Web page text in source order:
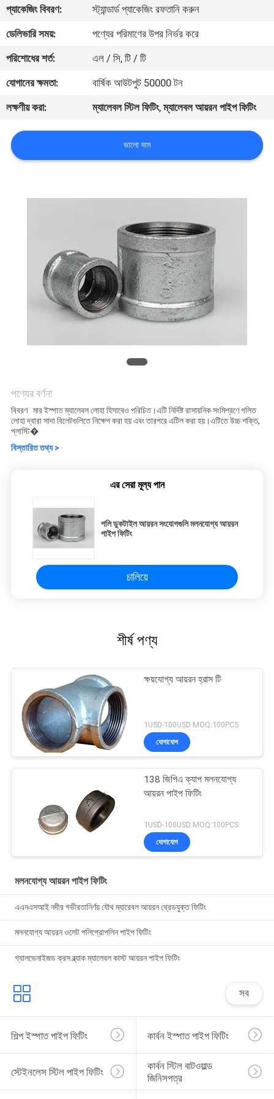
নিয়ন্ত্রণ
যোগাযোগ
করুন
খবর
কেস
প্যাকেজিং বিবরণ:
স্ট্যান্ডার্ড প্যাকেজিং রফতানি করুন
ডেলিভারি সময়:
পণ্যের পরিমাণের উপর নির্ভর করে
পরিশোধের শর্ত:
এল / সি, টি / টি
যোগানের ক্ষমতা:
বার্ষিক আউটপুট 50000 টন
লক্ষণীয় করা:
ম্যালেবল স্টিল ফিটিং,ম্যালেবল আয়রন পাইপ ফিটিং
ভালো দাম
পণ্যের বর্ণনা
বিবরণ মার ইস্পাত ম্যালেবল লোহা হিসাবেও পরিচিত।এটি নির্দিষ্ট রাসায়নিক সংমিশ্রণে গলিত
লোহা দ্বারা সাদা বিলেটগুলিতে নিক্ষেপ করা হয় এবং তারপরে এটিল করা হয়।এটিতে উচ্চ শক্তি,
প্লাস্টি�
বিস্তারিত তথ্য >
এর সেরা মূল্য পান
পলি ডুকটাইল আয়রন সংযোগগুলি মলনযোগ্য আয়রন
পাইপ ফিটিং
চালিয়ে
শীর্ষ পণ্য
ক্ষয়যোগ্য আয়রন হ্রাস টি
1USD-100USD MOQ:100PCS
যোগাযোগ
138 জিপিএ ক্যাপ মলনযোগ্য
আয়রন পাইপ ফিটিং
1USD-100USD MOQ:100PCS
যোগাযোগ
মলনযোগ্য আয়রন পাইপ ফিটিং
এএনএসআই নদীর গভীরতানির্ণয় যৌথ ম্যারেবল আয়রন থ্রেডযুক্ত ফিটিং
মলনযোগ্য আয়রন ওলেট পলিপ্রোপলিন পাইপ ফিটিং
গ্যালভেনাইজড ক্রস ব্ল্যাক ম্যালেবল কাস্ট আয়রন পাইপ ফিটিং
সব
শিল্প ইস্পাত পাইপ ফিটিং কার্বন ইস্পাত পাইপ ফিটিং
স্টেইনলেস স্টিল পাইপ ফিটিং
কার্বন স্টিল বাটওয়াল্ড
জিনিসপত্র